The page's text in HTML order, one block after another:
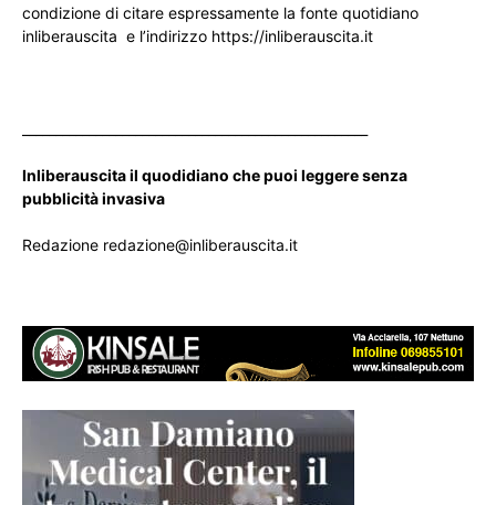
condizione di citare espressamente la fonte quotidiano
inliberauscita e l’indirizzo https://inliberauscita.it
Inliberauscita il quodidiano che puoi leggere senza
pubblicità invasiva
Redazione redazione@inliberauscita.it